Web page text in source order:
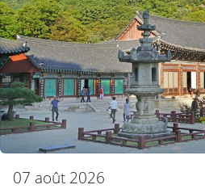
07 août 2026